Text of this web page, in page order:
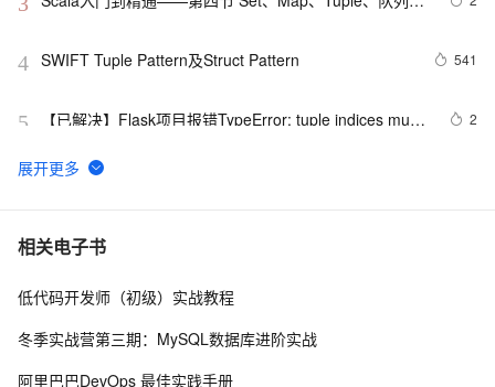
4 SWIFT Tuple Pattern及Struct Pattern 541
5
【已解决】Flask项目报错TypeError: tuple indices must
2
6 SWIFT中函数返回值为Tuple
7 Python list, dict, set, tuple
8 【python】list和tuple的区别
相关电子书
低代码开发师（初级）实战教程
冬季实战营第三期：MySQL数据库进阶实战
阿里巴巴DevOps 最佳实践手册